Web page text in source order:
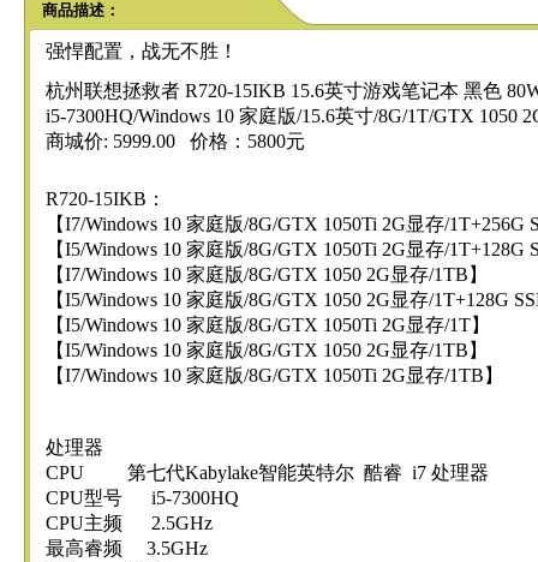
商品描述：
强悍配置，战无不胜！
杭州联想拯救者 R720-15IKB 15.6英寸游戏笔记本 黑色
i5-7300HQ/Windows 10 家庭版/15.6英寸/8G/1T/GTX 1050
商城价: 5999.00 价格：5800元
R720-15IKB：
【I7/Windows 10 家庭版/8G/GTX 1050Ti 2G显存/1T+256G
【I5/Windows 10 家庭版/8G/GTX 1050Ti 2G显存/1T+128G
【I7/Windows 10 家庭版/8G/GTX 1050 2G显存/1TB】
【I5/Windows 10 家庭版/8G/GTX 1050 2G显存/1T+128G
【I5/Windows 10 家庭版/8G/GTX 1050Ti 2G显存/1T】
【I5/Windows 10 家庭版/8G/GTX 1050 2G显存/1TB】
【I7/Windows 10 家庭版/8G/GTX 1050Ti 2G显存/1TB】
处理器
CPU 第七代Kabylake智能英特尔 酷睿 i7 处理器
CPU型号 i5-7300HQ
CPU主频 2.5GHz
最高睿频 3.5GHz